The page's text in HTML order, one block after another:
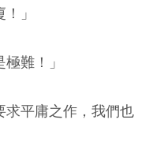
」
難！」
求平庸之作，我們也